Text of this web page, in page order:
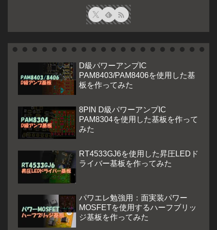
D級パワーアンプIC
PAM8403/PAM8406を使用した基
板を作ってみた
8PIN D級パワーアンプIC
PAM8304を使用した基板を作って
みた
RT4533GJ6を使用した昇圧LEDド
ライバー基板を作ってみた
パワエレ勉強用：面実装パワー
MOSFETを使用するハーフブリッ
ジ基板を作ってみた